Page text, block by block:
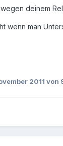
deinem
wenn man
2011 von